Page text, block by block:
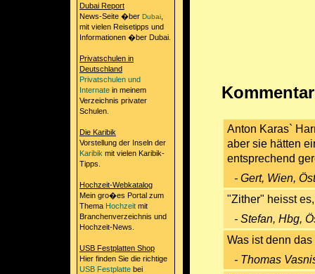
Anton Karas`
aber sie hätten
entsprechend
- Gert, Wien,
"Zither" heisst
- Stefan, Hbg,
Was ist denn
- Thomas
Dubai Report
News-Seite �ber Dubai
mit vielen Reisetipps und
Informationen �ber Dubai.
Privatschulen in
Deutschland
Privatschulen und
Internate in meinem
Verzeichnis privater
Schulen.
Die Karibik
Vorstellung der Inseln der
Karibik mit vielen Karibik-
Tipps.
Hochzeit-Webkatalog
Mein gro�es Portal zum
Thema Hochzeit mit
Branchenverzeichnis und
Hochzeit-News.
USB Festplatten Shop
Hier finden Sie die richtige
USB Festplatte bei